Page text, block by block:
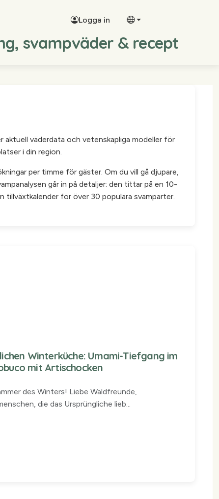
Logga in
svampväder & recept
aktuell väderdata och vetenskapliga modeller för
i din region.
per timme för gäster. Om du vill gå djupare,
går in på detaljer: den tittar på en 10-
för över 30 populära svamparter.
Winterküche: Umami-Tiefgang im
mit Artischocken
des Winters! Liebe Waldfreunde,
die das Ursprüngliche lieb...